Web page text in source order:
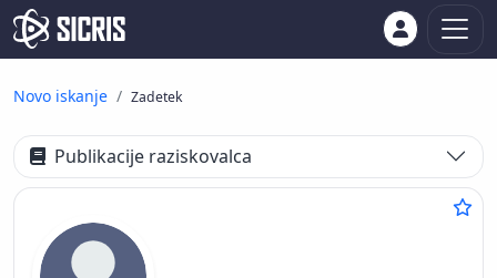
Novo iskanje Zadetek
Publikacije raziskovalca